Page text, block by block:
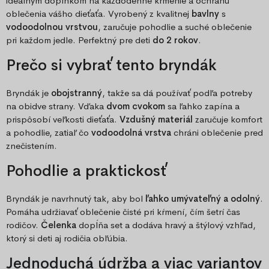
oblečenia vášho dieťaťa. Vyrobený z kvalitnej bavlny s
vodoodolnou vrstvou, zaručuje pohodlie a suché oblečenie
pri každom jedle. Perfektný pre deti do 2 rokov.
Prečo si vybrať tento bryndák
Bryndák je obojstranný, takže sa dá používať podľa potreby
na obidve strany. Vďaka dvom cvokom sa ľahko zapína a
prispôsobí veľkosti dieťaťa. Vzdušný materiál zaručuje komfort
a pohodlie, zatiaľ čo vodoodolná vrstva chráni oblečenie pred
znečistením.
Pohodlie a praktickosť
Bryndák je navrhnutý tak, aby bol ľahko umývateľný a odolný.
Pomáha udržiavať oblečenie čisté pri kŕmení, čím šetrí čas
rodičov. Čelenka dopĺňa set a dodáva hravý a štýlový vzhľad,
ktorý si deti aj rodičia obľúbia.
Jednoduchá údržba a viac variantov